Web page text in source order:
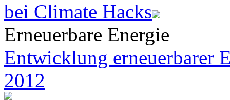
bei Climate Hacks
Erneuerbare Energie
Entwicklung erneuerbarer
2012